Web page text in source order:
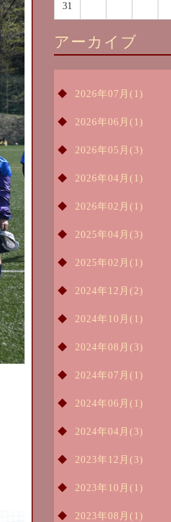
31
アーカイブ
2026年07月(1)
2026年06月(1)
2026年05月(3)
2026年04月(1)
2026年02月(1)
2025年04月(3)
2025年02月(1)
2024年12月(2)
2024年10月(1)
2024年08月(3)
2024年07月(1)
2024年06月(1)
2024年04月(3)
2023年12月(3)
2023年10月(1)
2023年08月(1)